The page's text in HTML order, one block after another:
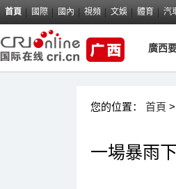
首頁 國際 國內 視頻 文娛 體育 汽
廣西
您的位置： 首頁 >
一場暴雨